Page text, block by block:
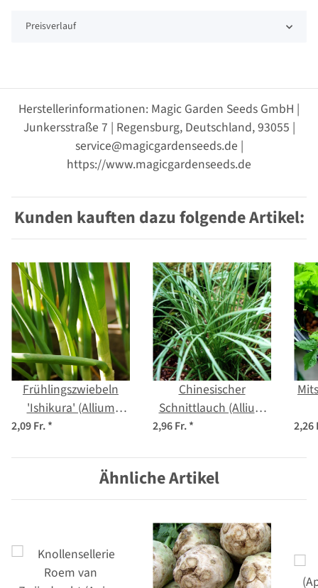
Preisverlauf
Herstellerinformationen: Magic Garden Seeds GmbH |
Junkersstraße 7 | Regensburg, Deutschland, 93055 |
service@magicgardenseeds.de |
https://www.magicgardenseeds.de
Kunden kauften dazu folgende Artikel:
Frühlingszwiebeln
'Ishikura' (Allium
fistulosum) Samen
2,09 Fr.*
Chinesischer
Schnittlauch (Allium
odorum) Samen
2,96 Fr.* 2,26
Ähnliche Artikel